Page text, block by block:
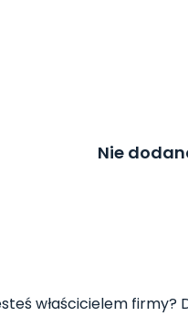
Nie
właścicielem firmy?